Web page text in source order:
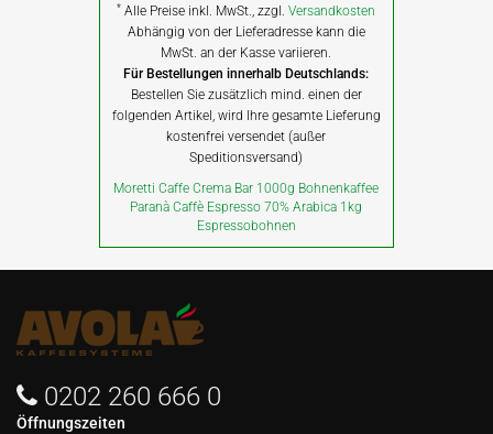
* Alle Preise inkl. MwSt., zzgl.Versandkosten
Abhängig von der Lieferadresse kann die
MwSt. an der Kasse variieren.
Für Bestellungen innerhalb Deutschlands:
Bestellen Sie zusätzlich mind. einen der
folgenden Artikel, wird Ihre gesamte Lieferung
kostenfrei versendet (außer
Speditionsversand)
Moretti Caffe Crema Bar 1000g Bohnenkaffee
Paranà Caffè Espresso 70% Arabica 1kg
Espressobohnen
0202 260 666 0
Öffnungszeiten